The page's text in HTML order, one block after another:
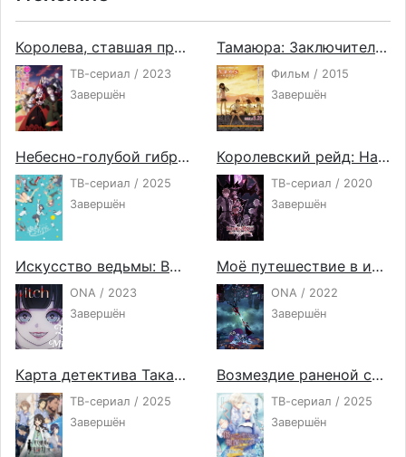
Королева, ставшая причиной трагедии, сделает для народа всё, что в её силах
ТВ-сериал / 2023
Завершён
Тамаюра: Заключительная глава — Звуки
Фильм / 2015
Завершён
Небесно-голубой гибрид
ТВ-сериал / 2025
Завершён
Королевский рейд: Наследники воли
ТВ-сериал / 2020
Завершён
Искусство ведьмы: Воспоминания Руру
ONA / 2023
Завершён
Моё путешествие в иной мир
ONA / 2022
Завершён
Карта детектива Такао Амэку
ТВ-сериал / 2025
Завершён
Возмездие раненой святой
ТВ-сериал / 2025
Завершён